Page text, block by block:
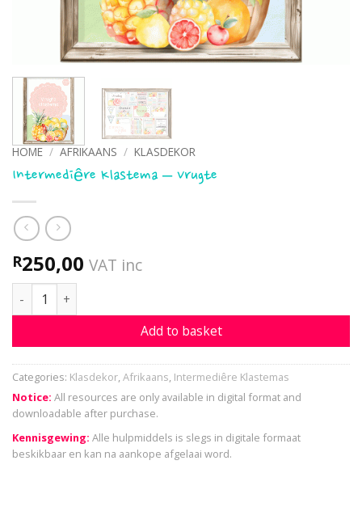
HOME / AFRIKAANS / KLASDEKOR
Intermediêre Klastema – Vrugte
R250,00 VAT inc
Intermediêre Klastema - Vrugte quantity
Add to basket
Categories: Klasdekor,Afrikaans, Intermediêre Klastemas
Notice: All resources are only available in digital format and
downloadable after purchase.
Kennisgewing: Alle hulpmiddels is slegs in digitale formaat
beskikbaar en kan na aankope afgelaai word.